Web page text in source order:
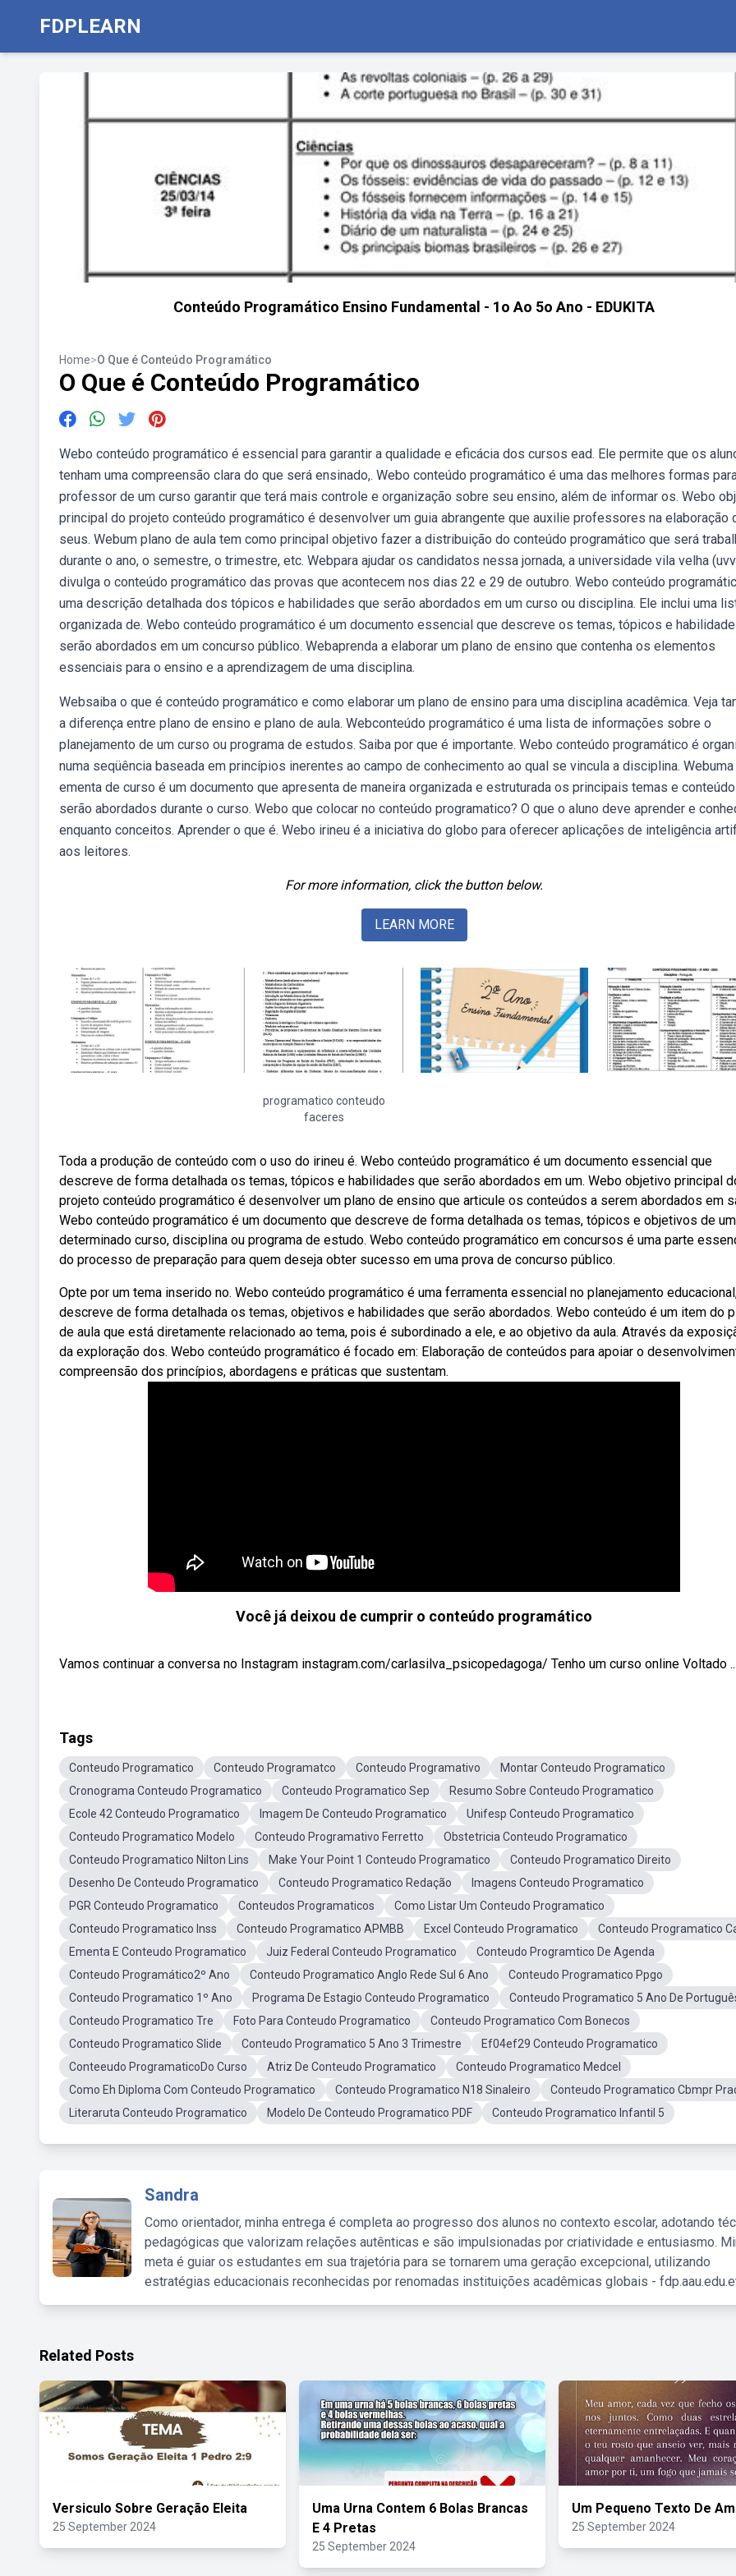
FDPLEARN
Conteúdo Programático Ensino Fundamental - 1o Ao 5o Ano - EDUKITA
Home>O Que é Conteúdo Programático
O Que é Conteúdo Programático
Webo conteúdo programático é essencial para garantir a qualidade e eficácia dos cursos ead. Ele permite que os
tenham uma compreensão clara do que será ensinado,. Webo conteúdo programático é uma das melhores formas
professor de um curso garantir que terá mais controle e organização sobre seu ensino, além de informar os. Webo
principal do projeto conteúdo programático é desenvolver um guia abrangente que auxilie professores na elaboração
seus. Webum plano de aula tem como principal objetivo fazer a distribuição do conteúdo programático que será
durante o ano, o semestre, o trimestre, etc. Webpara ajudar os candidatos nessa jornada, a universidade vila velha
divulga o conteúdo programático das provas que acontecem nos dias 22 e 29 de outubro. Webo conteúdo
uma descrição detalhada dos tópicos e habilidades que serão abordados em um curso ou disciplina. Ele inclui uma
organizada de. Webo conteúdo programático é um documento essencial que descreve os temas, tópicos e
serão abordados em um concurso público. Webaprenda a elaborar um plano de ensino que contenha os elementos
essenciais para o ensino e a aprendizagem de uma disciplina.
Websaiba o que é conteúdo programático e como elaborar um plano de ensino para uma disciplina acadêmica. Veja
a diferença entre plano de ensino e plano de aula. Webconteúdo programático é uma lista de informações sobre o
planejamento de um curso ou programa de estudos. Saiba por que é importante. Webo conteúdo programático é
numa seqüência baseada em princípios inerentes ao campo de conhecimento ao qual se vincula a disciplina. Webuma
ementa de curso é um documento que apresenta de maneira organizada e estruturada os principais temas e
serão abordados durante o curso. Webo que colocar no conteúdo programatico? O que o aluno deve aprender e
enquanto conceitos. Aprender o que é. Webo irineu é a iniciativa do globo para oferecer aplicações de inteligência
aos leitores.
For more information, click the button below.
LEARN MORE
programatico conteudo
faceres
Toda a produção de conteúdo com o uso do irineu é. Webo conteúdo programático é um documento essencial que
descreve de forma detalhada os temas, tópicos e habilidades que serão abordados em um. Webo objetivo principal
projeto conteúdo programático é desenvolver um plano de ensino que articule os conteúdos a serem abordados em
Webo conteúdo programático é um documento que descreve de forma detalhada os temas, tópicos e objetivos de um
determinado curso, disciplina ou programa de estudo. Webo conteúdo programático em concursos é uma parte
do processo de preparação para quem deseja obter sucesso em uma prova de concurso público.
Opte por um tema inserido no. Webo conteúdo programático é uma ferramenta essencial no planejamento
descreve de forma detalhada os temas, objetivos e habilidades que serão abordados. Webo conteúdo é um item do
de aula que está diretamente relacionado ao tema, pois é subordinado a ele, e ao objetivo da aula. Através da
da exploração dos. Webo conteúdo programático é focado em: Elaboração de conteúdos para apoiar o
compreensão dos princípios, abordagens e práticas que sustentam.
Você já deixou de cumprir o conteúdo programático
Vamos continuar a conversa no Instagram instagram.com/carlasilva_psicopedagoga/ Tenho um curso online Voltado
Tags
Conteudo Programatico Conteudo Programatco Conteudo Programativo
Montar Conteudo Programatico
Cronograma Conteudo Programatico
Conteudo Programatico Sep
Resumo Sobre Conteudo Programatico
Ecole 42 Conteudo Programatico
Imagem De Conteudo Programatico
Unifesp Conteudo Programatico
Conteudo Programatico Modelo
Conteudo Programativo Ferretto
Obstetricia Conteudo Programatico
Conteudo Programatico Nilton Lins
Make Your Point 1 Conteudo Programatico
Conteudo Programatico Direito
Desenho De Conteudo Programatico
Conteudo Programatico Redação
Imagens Conteudo Programatico
PGR Conteudo Programatico
Conteudos Programaticos
Como Listar Um Conteudo Programatico
Conteudo Programatico Inss
Conteudo Programatico APMBB Excel Conteudo Programatico
Conteudo Programatico
Ementa E Conteudo Programatico
Juiz Federal Conteudo Programatico
Conteudo Programtico De Agenda
Conteudo Programático2º Ano
Conteudo Programatico Anglo Rede Sul 6 Ano
Conteudo Programatico Ppgo
Conteudo Programatico 1º Ano
Programa De Estagio Conteudo Programatico
Conteudo Programatico 5 Ano De
Conteudo Programatico Tre
Foto Para Conteudo Programatico
Conteudo Programatico Com Bonecos
Conteudo Programatico Slide
Conteudo Programatico 5 Ano 3 Trimestre
Ef04ef29 Conteudo Programatico
Conteeudo ProgramaticoDo Curso
Atriz De Conteudo Programatico
Conteudo Programatico Medcel
Como Eh Diploma Com Conteudo Programatico
Conteudo Programatico N18 Sinaleiro
Conteudo Programatico Cbmpr
Literaruta Conteudo Programatico
Modelo De Conteudo Programatico PDF Conteudo Programatico Infantil 5
Sandra
Como orientador, minha entrega é completa ao progresso dos alunos no contexto escolar, adotando
pedagógicas que valorizam relações autênticas e são impulsionadas por criatividade e entusiasmo.
meta é guiar os estudantes em sua trajetória para se tornarem uma geração excepcional, utilizando
estratégias educacionais reconhecidas por renomadas instituições acadêmicas globais -
Related Posts
Versiculo Sobre Geração Eleita
25 September 2024
Uma Urna Contem 6 Bolas Brancas
E 4 Pretas
25 September 2024
Um Pequeno Texto De
25 September 2024